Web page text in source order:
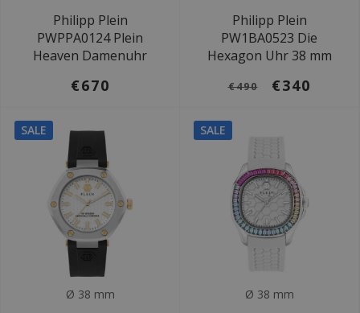
Philipp Plein
PWPPA0124 Plein
Heaven Damenuhr
€670
Philipp Plein
PW1BA0523 Die
Hexagon Uhr 38 mm
€490 €340
SALE
Ø 38 mm
SALE
Ø 38 mm